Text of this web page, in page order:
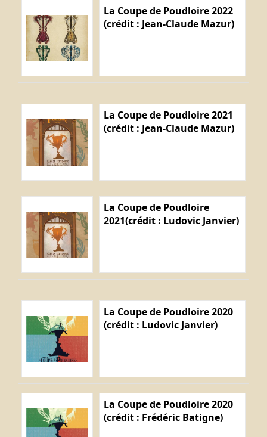
La Coupe de Poudloire 2022
(crédit : Jean-Claude Mazur)
La Coupe de Poudloire 2021
(crédit : Jean-Claude Mazur)
La Coupe de Poudloire
2021(crédit : Ludovic Janvier)
La Coupe de Poudloire 2020
(crédit : Ludovic Janvier)
La Coupe de Poudloire 2020
(crédit : Frédéric Batigne)